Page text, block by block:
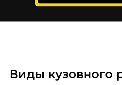
Виды кузовного